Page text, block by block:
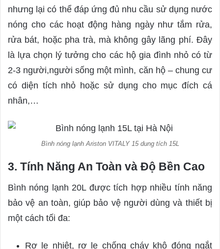
nhưng lại có thể đáp ứng đủ nhu cầu sử dụng nước
nóng cho các hoạt động hàng ngày như tắm rửa,
rửa bát, hoặc pha trà, mà không gây lãng phí. Đây
là lựa chọn lý tưởng cho các hộ gia đình nhỏ có từ
2-3 người,người sống một mình, căn hộ – chung cư
có diện tích nhỏ hoặc sử dụng cho mục đích cá
nhân,…
Bình nóng lạnh Ariston VITALY 15 dung tích 15L
3. Tính Năng An Toàn và Độ Bền Cao
Bình nóng lạnh 20L được tích hợp nhiều tính năng
bảo vệ an toàn, giúp bảo vệ người dùng và thiết bị
một cách tối đa:
Rơ le nhiệt, rơ le chống cháy khô đóng ngắt